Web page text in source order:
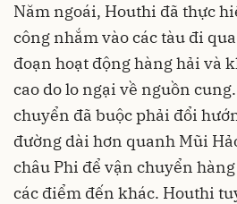
Năm ngoái, Houthi đã thực
công nhắm vào các tàu đi
đoạn hoạt động hàng hải và
cao do lo ngại về nguồn
chuyển đã buộc phải đổi
đường dài hơn quanh Mũi
châu Phi để vận chuyển
các điểm đến khác. Houthi